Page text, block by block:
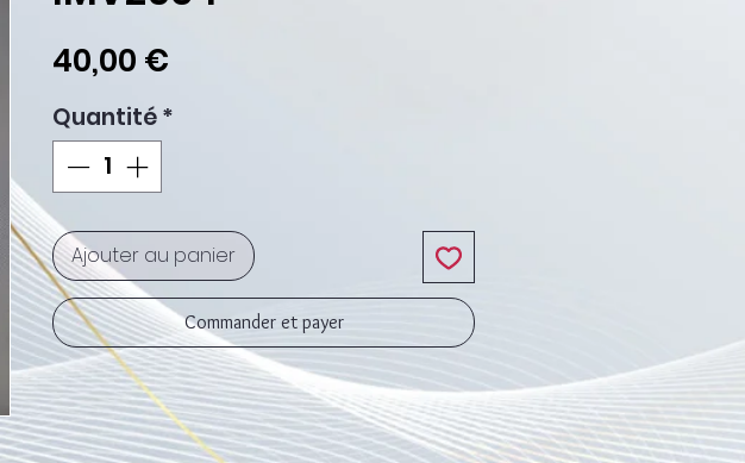
40,00 €
Quantité*
Ajouter au panier
Commander et payer